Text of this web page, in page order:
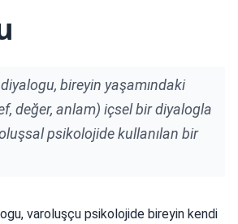
bireyin yaşamındaki
değer, anlam) içsel bir diyalogla
psikolojide kullanılan bir
varoluşçu psikolojide bireyin kendi